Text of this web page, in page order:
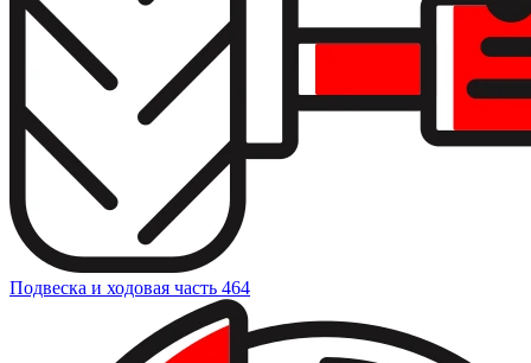
Подвеска и ходовая часть 464